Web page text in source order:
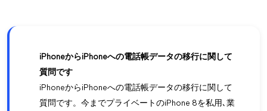
iPhoneからiPhoneへの電話帳データの移行に関して
質問です
iPhoneからiPhoneへの電話帳データの移行に関して
質問です。今までプライベートのiPhone 8を私用､業